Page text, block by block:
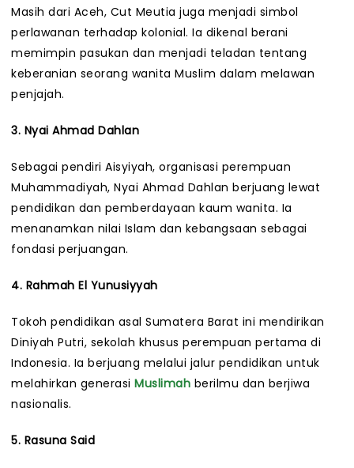
Masih dari Aceh, Cut Meutia juga menjadi simbol
perlawanan terhadap kolonial. Ia dikenal berani
memimpin pasukan dan menjadi teladan tentang
keberanian seorang wanita Muslim dalam melawan
penjajah.
3. Nyai Ahmad Dahlan
Sebagai pendiri Aisyiyah, organisasi perempuan
Muhammadiyah, Nyai Ahmad Dahlan berjuang lewat
pendidikan dan pemberdayaan kaum wanita. Ia
menanamkan nilai Islam dan kebangsaan sebagai
fondasi perjuangan.
4. Rahmah El Yunusiyyah
Tokoh pendidikan asal Sumatera Barat ini mendirikan
Diniyah Putri, sekolah khusus perempuan pertama di
Indonesia. Ia berjuang melalui jalur pendidikan untuk
melahirkan generasi Muslimah berilmu dan berjiwa
nasionalis.
5. Rasuna Said